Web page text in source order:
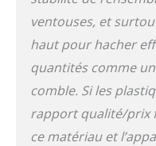
ventouses, et
haut pour hacher
quantités comme
comble. Si les
rapport qualité/prix
ce matériau et